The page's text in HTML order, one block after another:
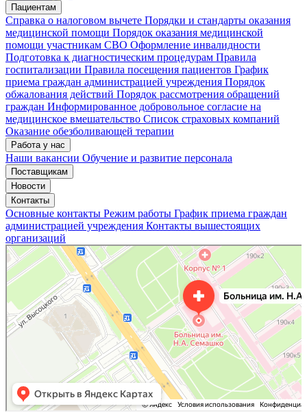
Пациентам
Справка о налоговом вычете Порядки и стандарты оказания
медицинской помощи Порядок оказания медицинской
помощи участникам СВО Оформление инвалидности
Подготовка к диагностическим процедурам Правила
госпитализации Правила посещения пациентов График
приема граждан администрацией учреждения Порядок
обжалования действий Порядок рассмотрения обращений
граждан Информированное добровольное согласие на
медицинское вмешательство Список страховых компаний
Оказание обезболивающей терапии
Работа у нас
Наши вакансии Обучение и развитие персонала
Поставщикам
Новости
Контакты
Основные контакты Режим работы График приема граждан
администрацией учреждения Контакты вышестоящих
организаций
«Нижегородская областная клиническая больница имени Н.А. Семашко»
Отделение больницы, госпиталя в Нижнем Новгороде
Больница для взрослых в Нижнем Новгороде